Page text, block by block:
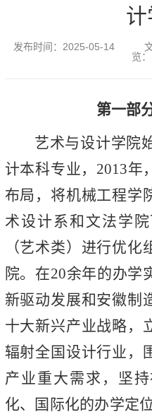
计
发布时间： 2025-05-14文章
览：
第一部
艺术与设计学院
计本科专业，2013年
布局，将机械工程学
术设计系和文法学
（艺术类）进行优
院。在20余年的办学
新驱动发展和安徽制
十大新兴产业战略，
辐射全国设计行业，
产业重大需求，坚
化、国际化的办学定